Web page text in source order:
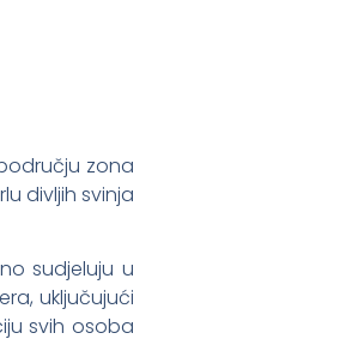
zona
divljih svinja
sudjeluju u
uključujući
svih osoba